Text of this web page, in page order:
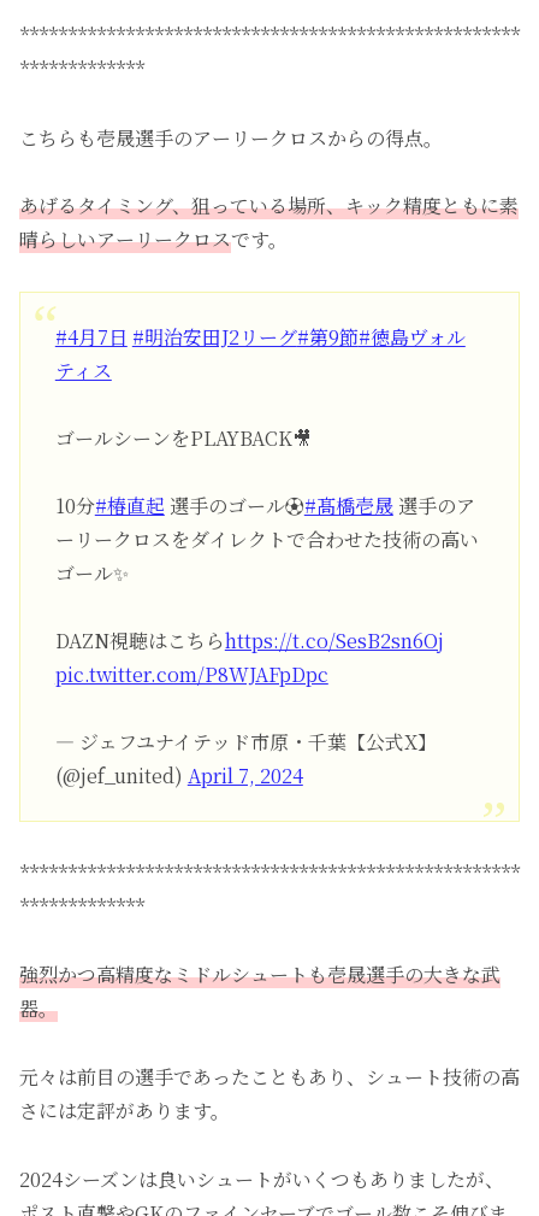
****************************************************
*************
こちらも壱晟選手のアーリークロスからの得点。
あげるタイミング、狙っている場所、キック精度ともに素
晴らしいアーリークロスです。
#4月7日 #明治安田J2リーグ#第9節#徳島ヴォル
ティス
ゴールシーンをPLAYBACK🎥
10分#椿直起 選手のゴール⚽️#髙橋壱晟選手のア
ーリークロスをダイレクトで合わせた技術の高い
ゴール✨
DAZN視聴はこちらhttps://t.co/SesB2sn6Oj
pic.twitter.com/P8WJAFpDpc
— ジェフユナイテッド市原・千葉【公式X】
(@jef_united) April 7, 2024
****************************************************
*************
強烈かつ高精度なミドルシュートも壱晟選手の大きな武
器。
元々は前目の選手であったこともあり、シュート技術の高
さには定評があります。
2024シーズンは良いシュートがいくつもありましたが、